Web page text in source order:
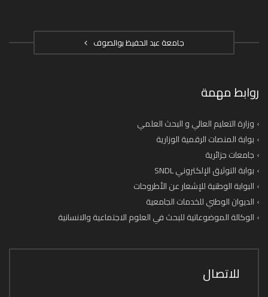
جامعة عبد الحفيظ بوالصوف
روابط مهمة
وزارة التعليم العالي و البحث العلمي
بوابة المنصات الرقمية الوزارية
جامعات جزائرية
بوابة التوثيق الإلكتروني SNDL
البوابة الوطنية للإشعار عن الأطروحات
الديوان الوطني للخدمات الجامعية
الوكالة الموضوعاتية للبحث في العلوم الاجتماعية والانسانية
للاتصال